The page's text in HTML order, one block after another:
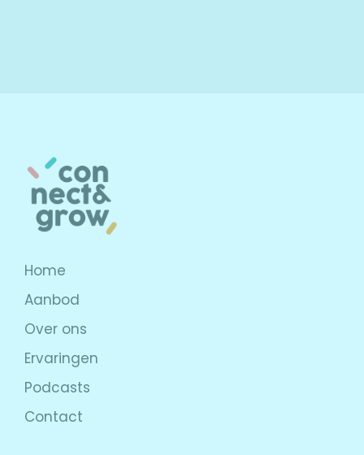
Home
Aanbod
Over ons
Ervaringen
Podcasts
Contact